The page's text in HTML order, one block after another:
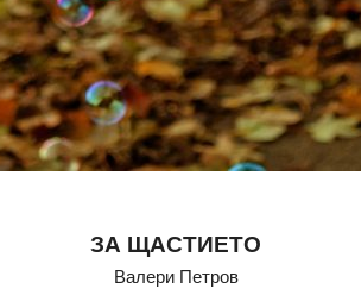
живот
ЗА ЩАСТИЕТО
Валери Петров